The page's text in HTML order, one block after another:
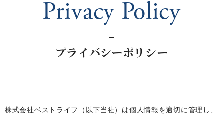
Privacy Policy
プライバシーポリシー
株式会社ベストライフ（以下当社）は個人情報を適切に管理し、